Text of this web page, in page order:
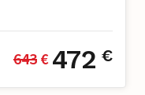
643 € 472 €